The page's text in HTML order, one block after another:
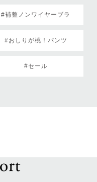
#補整ノンワイヤーブラ
#おしりが桃！パンツ
#セール